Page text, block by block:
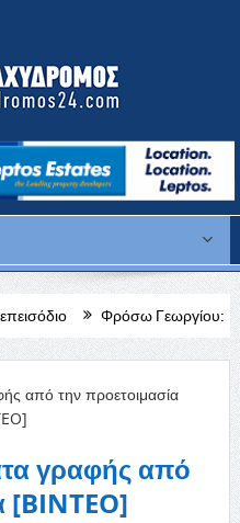
Γεωργίου: «Διαρκής,
γραφής από
[BINTEO]